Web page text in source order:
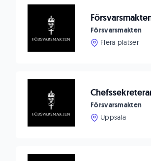
Försvarsmakten
Flera platser
Försvarsmakten
Uppsala